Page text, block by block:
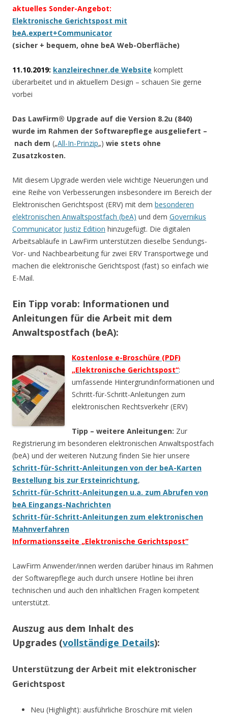
aktuelles Sonder-Angebot:
Elektronische Gerichtspost mit
beA.expert+Communicator
(sicher + bequem, ohne beA Web-Oberfläche)
11.10.2019: kanzleirechner.de Website komplett
überarbeitet und in aktuellem Design – schauen Sie gerne
vorbei
Das LawFirm® Upgrade auf die Version 8.2u (840)
wurde im Rahmen der Softwarepflege ausgeliefert –
nach dem („All-In-Prinzip„) wie stets ohne
Zusatzkosten.
Mit diesem Upgrade werden viele wichtige Neuerungen und
eine Reihe von Verbesserungen insbesondere im Bereich der
Elektronischen Gerichtspost (ERV) mit dem besonderen
elektronischen Anwaltspostfach (beA) und dem Governikus
Communicator Justiz Edition hinzugefügt. Die digitalen
Arbeitsabläufe in LawFirm unterstützen dieselbe Sendungs-
Vor- und Nachbearbeitung für zwei ERV Transportwege und
machen die elektronische Gerichtspost (fast) so einfach wie
E-Mail.
Ein Tipp vorab: Informationen und
Anleitungen für die Arbeit mit dem
Anwaltspostfach (beA):
Kostenlose e-Broschüre (PDF)
„Elektronische Gerichtspost“:
umfassende Hintergrundinformationen und
Schritt-für-Schritt-Anleitungen zum
elektronischen Rechtsverkehr (ERV)
Tipp – weitere Anleitungen: Zur
Registrierung im besonderen elektronischen Anwaltspostfach
(beA) und der weiteren Nutzung finden Sie hier unsere
Schritt-für-Schritt-Anleitungen von der beA-Karten
Bestellung bis zur Ersteinrichtung,
Schritt-für-Schritt-Anleitungen u.a. zum Abrufen von
beA Eingangs-Nachrichten
Schritt-für-Schritt-Anleitungen zum elektronischen
Mahnverfahren
Informationsseite „Elektronische Gerichtspost“
LawFirm Anwender/innen werden darüber hinaus im Rahmen
der Softwarepflege auch durch unsere Hotline bei ihren
technischen und auch den inhaltlichen Fragen kompetent
unterstützt.
Auszug aus dem Inhalt des
Upgrades (vollständige Details):
Unterstützung der Arbeit mit elektronischer
Gerichtspost
Neu (Highlight): ausführliche Broschüre mit vielen